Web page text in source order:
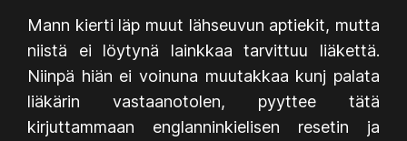
Mann kierti läp muut lähseuvun aptiekit, mutta
niistä ei löytynä lainkkaa tarvittuu liäkettä.
Niinpä hiän ei voinuna muutakkaa kunj palata
liäkärin vastaanotolen, pyyttee tätä
kirjuttammaan englanninkielisen resetin ja